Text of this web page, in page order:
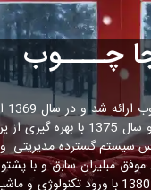
چــــوب
استفاده از جک های آلمانی طراحی و تولید گردید.
خاص) بر اساس سیستم گسترده
صنعت چوب ایران توانسته است در راستای پیشرفت صنعت در